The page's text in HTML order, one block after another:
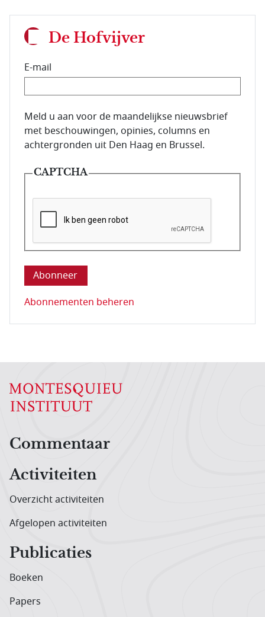
De Hofvijver
E-mail
E-mailadres van de abonnee.
Meld u aan voor de maandelijkse nieuwsbrief
met beschouwingen, opinies, columns en
achtergronden uit Den Haag en Brussel.
CAPTCHA
Deze vraag is om te controleren dat u een mens
Abonnementen beheren
Hoofdnavigatiemenu
Commentaar
Activiteiten
Overzicht activiteiten
Afgelopen activiteiten
Publicaties
Boeken
Papers